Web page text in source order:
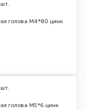
голова М4*80 цинк
шт.
голова М5*6 цинк
шт.